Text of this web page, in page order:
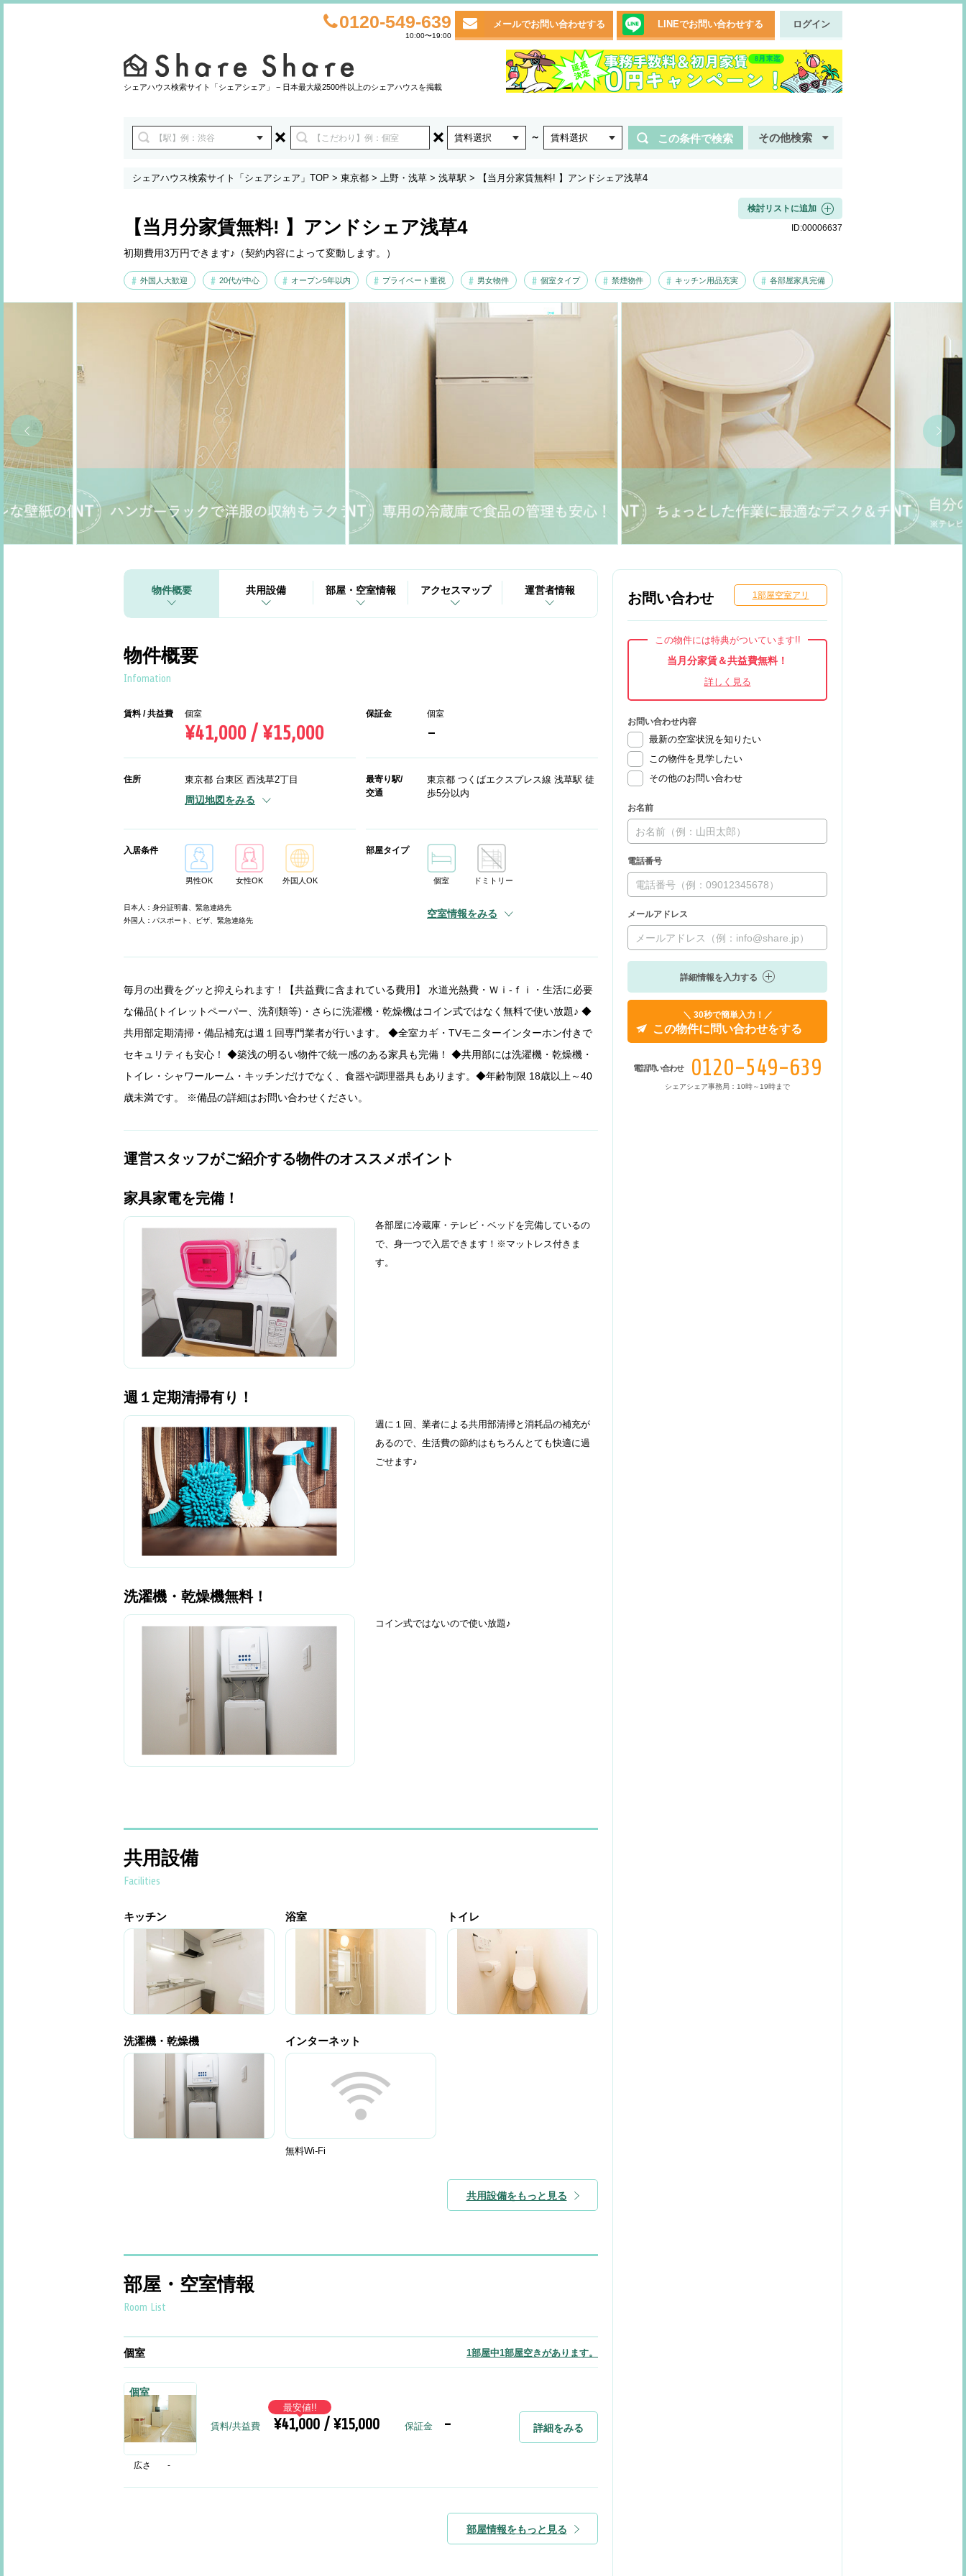
0120-549-639
10:00〜19:00
メールでお問い合わせする LINEでお問い合わせする ログイン
シェアハウス検索サイト「シェアシェア」 − 日本最大級2500件以上のシェアハウスを掲載
賃料選択 ～ 賃料選択 この条件で検索 その他検索
シェアハウス検索サイト「シェアシェア」TOP > 東京都 > 上野・浅草 > 浅草駅 > 【当月分家賃無料! 】アンドシェア浅草4
【当月分家賃無料! 】アンドシェア浅草4
初期費用3万円できます♪（契約内容によって変動します。）
外国人大歓迎 20代が中心 オープン5年以内 プライベート重視 男女物件 個室タイプ 禁煙物件 キッチン用品充実 各部屋家具完備
検討リストに追加
ID:00006637
物件概要 共用設備 部屋・空室情報 アクセスマップ 運営者情報
物件概要
Infomation
賃料 / 共益費 個室
¥41,000 / ¥15,000
保証金 個室
-
住所 東京都 台東区 西浅草2丁目
周辺地図をみる
最寄り駅/
交通
東京都 つくばエクスプレス線 浅草駅 徒
歩5分以内
入居条件
男性OK 女性OK 外国人OK
日本人：身分証明書、緊急連絡先
外国人：パスポート、ビザ、緊急連絡先
部屋タイプ
個室 ドミトリー
空室情報をみる
毎月の出費をグッと抑えられます！【共益費に含まれている費用】 水道光熱費・Ｗｉ-ｆｉ・生活に必要
な備品(トイレットペーパー、洗剤類等)・さらに洗濯機・乾燥機はコイン式ではなく無料で使い放題♪ ◆
共用部定期清掃・備品補充は週１回専門業者が行います。 ◆全室カギ・TVモニターインターホン付きで
セキュリティも安心！ ◆築浅の明るい物件で統一感のある家具も完備！ ◆共用部には洗濯機・乾燥機・
トイレ・シャワールーム・キッチンだけでなく、食器や調理器具もあります。◆年齢制限 18歳以上～40
歳未満です。 ※備品の詳細はお問い合わせください。
運営スタッフがご紹介する物件のオススメポイント
家具家電を完備！
各部屋に冷蔵庫・テレビ・ベッドを完備しているの
で、身一つで入居できます！※マットレス付きま
す。
週１定期清掃有り！
週に１回、業者による共用部清掃と消耗品の補充が
あるので、生活費の節約はもちろんとても快適に過
ごせます♪
洗濯機・乾燥機無料！
コイン式ではないので使い放題♪
共用設備
Facilities
キッチン 浴室 トイレ
洗濯機・乾燥機 インターネット
無料Wi-Fi
共用設備をもっと見る
部屋・空室情報
Room List
個室 1部屋中1部屋空きがあります。
個室
広さ -
賃料/共益費 ¥41,000 / ¥15,000
最安値!!
保証金
- 詳細をみる
部屋情報をもっと見る
お問い合わせ 1部屋空室アリ
この物件には特典がついています!!
当月分家賃＆共益費無料！
お問い合わせ内容
最新の空室状況を知りたい
この物件を見学したい
その他のお問い合わせ
お名前
電話番号
メールアドレス
詳細情報を入力する
＼ 30秒で簡単入力！／
この物件に問い合わせをする
電話問い合わせ 0120-549-639
シェアシェア事務局：10時～19時まで